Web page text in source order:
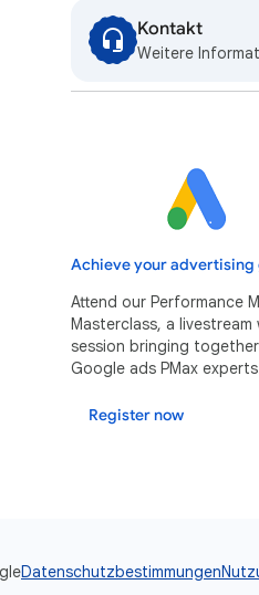
Kontakt
Weitere
Achieve your advertising
Attend our Performance
Masterclass, a livestream
session bringing
Google ads PMax
Register now
Datenschutzbestimmungen